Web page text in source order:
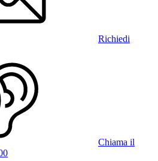
Richiedi
Chiama il